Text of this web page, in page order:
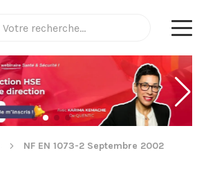
NF EN 1073-2 Septembre 2002